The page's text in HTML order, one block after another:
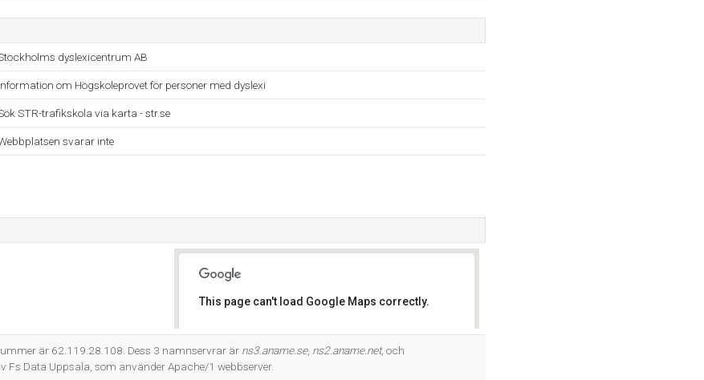
dyslexicentrum AB
om Högskoleprovet för personer med dyslexi
STR-trafikskola via karta - str.se
svarar inte
This page can't load Google Maps correctly.
är 62.119.28.108. Dess 3 namnservrar är ns3.aname.se, ns2.aname.net, och
Fs Data Uppsala, som använder Apache/1 webbserver.